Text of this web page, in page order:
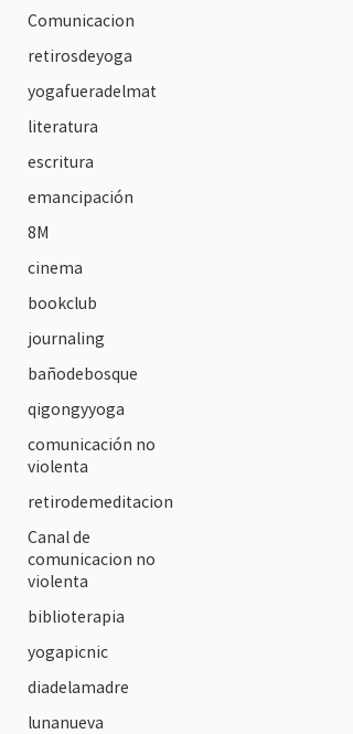
Comunicacion
retirosdeyoga
yogafueradelmat
literatura
escritura
emancipación
8M
cinema
bookclub
journaling
bañodebosque
qigongyyoga
comunicación no
violenta
retirodemeditacion
Canal de
comunicacion no
violenta
biblioterapia
yogapicnic
diadelamadre
lunanueva